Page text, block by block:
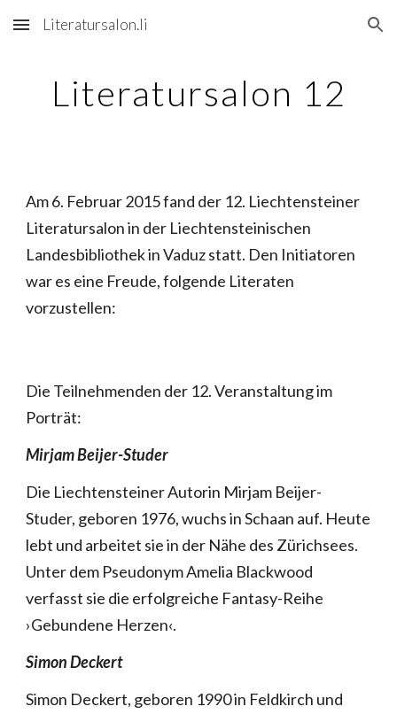
Skip to main content Skip to navigation
Literatursalon.li
Literatursalon 12
Am 6. Februar 2015 fand der 12. Liechtensteiner
Literatursalon in der Liechten­stei­ni­­schen
Landesbibliothek in Vaduz statt. Den Initiatoren
war es eine Freude, folgende Literaten
vorzustellen:
Die Teilnehmenden der 12. Veranstaltung im
Porträt:
Mirjam Beijer-Studer
Die Liechtensteiner Autorin Mirjam Beijer-
Studer, geboren 1976, wuchs in Schaan auf. Heute
lebt und arbeitet sie in der Nähe des Zürichsees.
Unter dem Pseudonym Amelia Blackwood
verfasst sie die erfolgreiche Fantasy-Reihe
›Gebundene Herzen‹.
Simon Deckert
Simon Deckert, geboren 1990 in Feldkirch und